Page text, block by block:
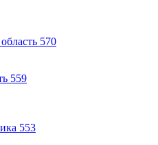
570
559
553